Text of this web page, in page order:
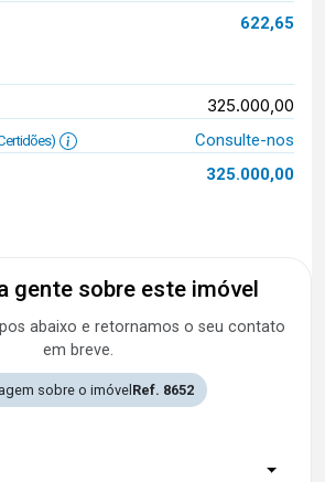
622,65
325.000,00
Consulte-nos
325.000,00
gente sobre este imóvel
abaixo e retornamos o seu contato
em breve.
sobre o imóvel Ref. 8652